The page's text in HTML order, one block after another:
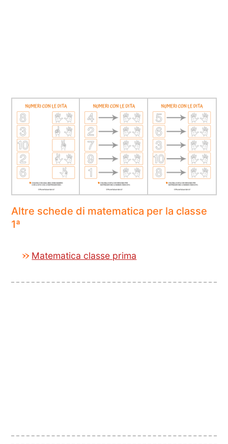
Altre schede di matematica per la classe
1ª
Matematica classe prima